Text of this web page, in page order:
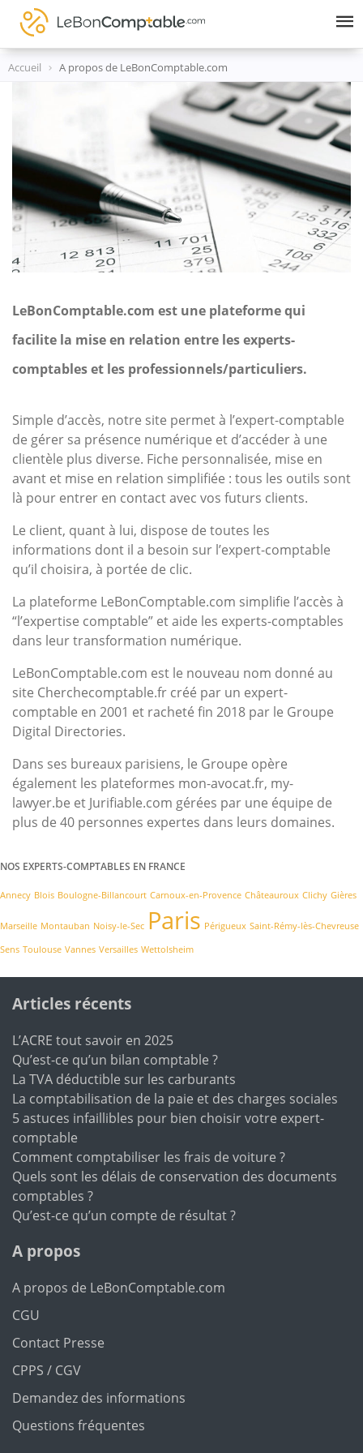
Skip
content
Accueil A propos de LeBonComptable.com
LeBonComptable.com est une plateforme qui
facilite la mise en relation entre les experts-
comptables et les professionnels/particuliers.
Simple d’accès, notre site permet à l’expert-comptable
de gérer sa présence numérique et d’accéder à une
clientèle plus diverse. Fiche personnalisée, mise en
avant et mise en relation simplifiée : tous les outils sont
là pour entrer en contact avec vos futurs clients.
Le client, quant à lui, dispose de toutes les
informations dont il a besoin sur l’expert-comptable
qu’il choisira, à portée de clic.
La plateforme LeBonComptable.com simplifie l’accès à
“l’expertise comptable” et aide les experts-comptables
dans leur transformation numérique.
LeBonComptable.com est le nouveau nom donné au
site Cherchecomptable.fr créé par un expert-
comptable en 2001 et racheté fin 2018 par le Groupe
Digital Directories.
Dans ses bureaux parisiens, le Groupe opère
également les plateformes mon-avocat.fr, my-
lawyer.be et Jurifiable.com gérées par une équipe de
plus de 40 personnes expertes dans leurs domaines.
NOS EXPERTS-COMPTABLES EN FRANCE
Annecy Blois Boulogne-Billancourt Carnoux-en-Provence Châteauroux Clichy Gières
Marseille Montauban Noisy-le-Sec Paris Périgueux Saint-Rémy-lès-Chevreuse
Sens Toulouse Vannes Versailles Wettolsheim
Articles récents
L’ACRE tout savoir en 2025
Qu’est-ce qu’un bilan comptable ?
La TVA déductible sur les carburants
La comptabilisation de la paie et des charges sociales
5 astuces infaillibles pour bien choisir votre expert-
comptable
Comment comptabiliser les frais de voiture ?
Quels sont les délais de conservation des documents
comptables ?
Qu’est-ce qu’un compte de résultat ?
A propos
A propos de LeBonComptable.com
CGU
Contact Presse
CPPS / CGV
Demandez des informations
Questions fréquentes